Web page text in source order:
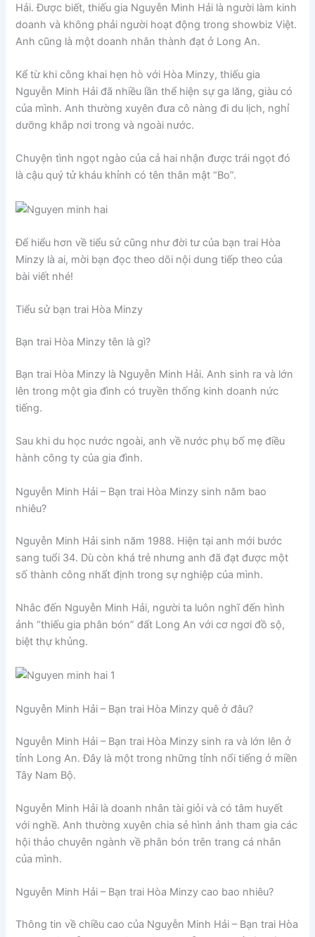
Hải. Được biết, thiếu gia Nguyễn Minh Hải là người làm kinh
doanh và không phải người hoạt động trong showbiz Việt.
Anh cũng là một doanh nhân thành đạt ở Long An.
Kể từ khi công khai hẹn hò với Hòa Minzy, thiếu gia
Nguyễn Minh Hải đã nhiều lần thể hiện sự ga lăng, giàu có
của mình. Anh thường xuyên đưa cô nàng đi du lịch, nghỉ
dưỡng khắp nơi trong và ngoài nước.
Chuyện tình ngọt ngào của cả hai nhận được trái ngọt đó
là cậu quý tử kháu khỉnh có tên thân mật “Bo”.
Để hiểu hơn về tiểu sử cũng như đời tư của bạn trai Hòa
Minzy là ai, mời bạn đọc theo dõi nội dung tiếp theo của
bài viết nhé!
Tiểu sử bạn trai Hòa Minzy
Bạn trai Hòa Minzy tên là gì?
Bạn trai Hòa Minzy là Nguyễn Minh Hải. Anh sinh ra và lớn
lên trong một gia đình có truyền thống kinh doanh nức
tiếng.
Sau khi du học nước ngoài, anh về nước phụ bố mẹ điều
hành công ty của gia đình.
Nguyễn Minh Hải – Bạn trai Hòa Minzy sinh năm bao
nhiêu?
Nguyễn Minh Hải sinh năm 1988. Hiện tại anh mới bước
sang tuổi 34. Dù còn khá trẻ nhưng anh đã đạt được một
số thành công nhất định trong sự nghiệp của mình.
Nhắc đến Nguyễn Minh Hải, người ta luôn nghĩ đến hình
ảnh “thiếu gia phân bón” đất Long An với cơ ngơi đồ sộ,
biệt thự khủng.
Nguyễn Minh Hải – Bạn trai Hòa Minzy quê ở đâu?
Nguyễn Minh Hải – Bạn trai Hòa Minzy sinh ra và lớn lên ở
tỉnh Long An. Đây là một trong những tỉnh nổi tiếng ở miền
Tây Nam Bộ.
Nguyễn Minh Hải là doanh nhân tài giỏi và có tâm huyết
với nghề. Anh thường xuyên chia sẻ hình ảnh tham gia các
hội thảo chuyên ngành về phân bón trên trang cá nhân
của mình.
Nguyễn Minh Hải – Bạn trai Hòa Minzy cao bao nhiêu?
Thông tin về chiều cao của Nguyễn Minh Hải – Bạn trai Hòa